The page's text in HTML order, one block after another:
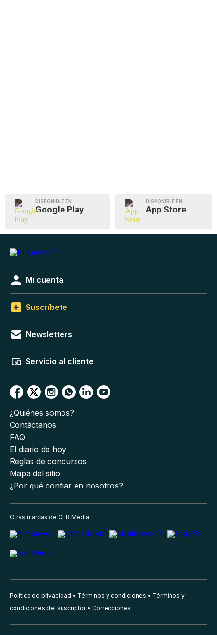
DISPONIBLE EN
Google Play
DISPONIBLE EN
App Store
Mi cuenta
Suscríbete
Newsletters
Servicio al cliente
¿Quiénes somos?
Contáctanos
FAQ
El diario de hoy
Reglas de concursos
Mapa del sitio
¿Por qué confiar en nosotros?
Otras marcas de GFR Media
Política de privacidad Términos y condiciones
Términos y
condiciones del suscriptor
Correcciones